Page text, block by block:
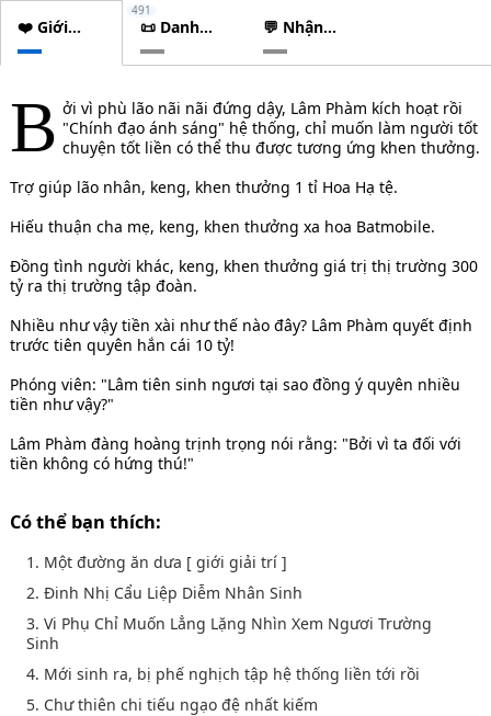
❤️ Giới
thiệu
📜 Danh
sách
chương
491
💬 Nhận
xét
B ởi vì phù lão nãi nãi đứng dậy, Lâm Phàm kích hoạt rồi
"Chính đạo ánh sáng" hệ thống, chỉ muốn làm người tốt
chuyện tốt liền có thể thu được tương ứng khen thưởng.
Trợ giúp lão nhân, keng, khen thưởng 1 tỉ Hoa Hạ tệ.
Hiếu thuận cha mẹ, keng, khen thưởng xa hoa Batmobile.
Đồng tình người khác, keng, khen thưởng giá trị thị trường 300
tỷ ra thị trường tập đoàn.
Nhiều như vậy tiền xài như thế nào đây? Lâm Phàm quyết định
trước tiên quyên hắn cái 10 tỷ!
Phóng viên: "Lâm tiên sinh ngươi tại sao đồng ý quyên nhiều
tiền như vậy?"
Lâm Phàm đàng hoàng trịnh trọng nói rằng: "Bởi vì ta đối với
tiền không có hứng thú!"
Có thể bạn thích:
1. Một đường ăn dưa [ giới giải trí ]
2. Đinh Nhị Cẩu Liệp Diễm Nhân Sinh
3. Vi Phụ Chỉ Muốn Lẳng Lặng Nhìn Xem Ngươi Trường
Sinh
4. Mới sinh ra, bị phế nghịch tập hệ thống liền tới rồi
5. Chư thiên chi tiếu ngạo đệ nhất kiếm